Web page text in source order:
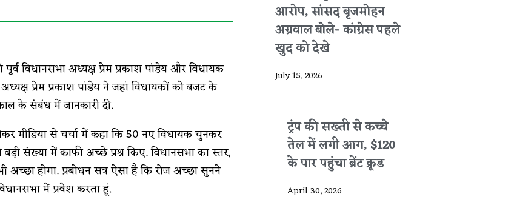
पूर्व विधानसभा अध्यक्ष प्रेम प्रकाश पांडेय और विधायक
प्रेम प्रकाश पांडेय ने जहां विधायकों को बजट के
के संबंध में जानकारी दी.
मीडिया से चर्चा में कहा कि 50 नए विधायक चुनकर
संख्या में काफी अच्छे प्रश्न किए. विधानसभा का स्तर,
होगा. प्रबोधन सत्र ऐसा है कि रोज अच्छा सुनने
में प्रवेश करता हूं.
आरोप, सांसद बृजमोहन
अग्रवाल बोले- कांग्रेस पहले
खुद को देखे
July 15, 2026
ट्रंप की सख्ती से कच्चे
तेल में लगी आग, $120
के पार पहुंचा ब्रेंट क्रूड
April 30, 2026